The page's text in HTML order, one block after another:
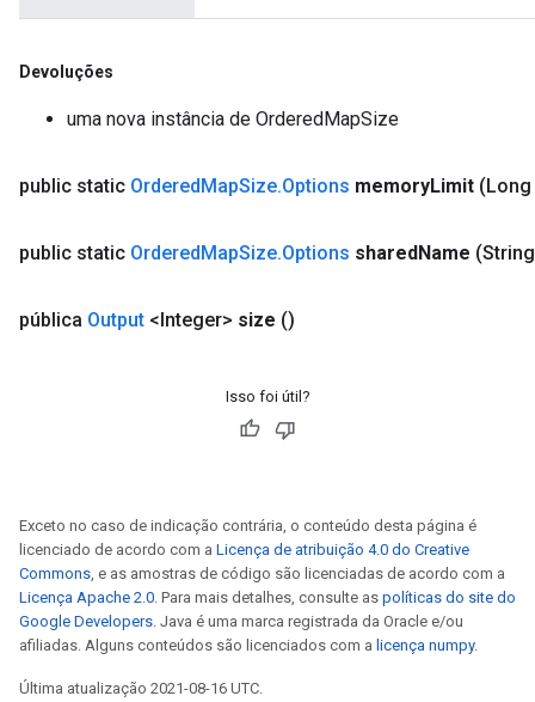
Devoluções
uma nova instância de OrderedMapSize
public static OrderedMapSize.Options memoryLimit
public static OrderedMapSize.Options sharedName
pública Output <Integer> size ()
Isso foi útil?
Exceto no caso de indicação contrária, o conteúdo desta página é
licenciado de acordo com a Licença de atribuição 4.0 do Creative
Commons, e as amostras de código são licenciadas de acordo com a
Licença Apache 2.0. Para mais detalhes, consulte as políticas do site do
Google Developers. Java é uma marca registrada da Oracle e/ou
afiliadas. Alguns conteúdos são licenciados com a licença numpy.
Última atualização 2021-08-16 UTC.